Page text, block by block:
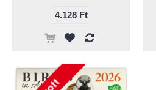
4.128 Ft